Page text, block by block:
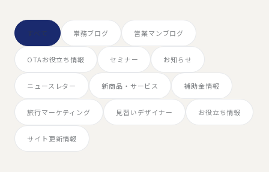
すべて 常務ブログ 営業マンブログ
OTAお役立ち情報 セミナー お知らせ
ニュースレター 新商品・サービス 補助金情報
旅行マーケティング 見習いデザイナー お役立ち情報
サイト更新情報